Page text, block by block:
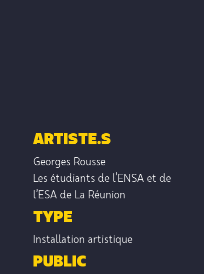
ARTISTE.S
Georges Rousse
Les étudiants de l’ENSA et de
l’ESA de La Réunion
TYPE
Installation artistique
PUBLIC